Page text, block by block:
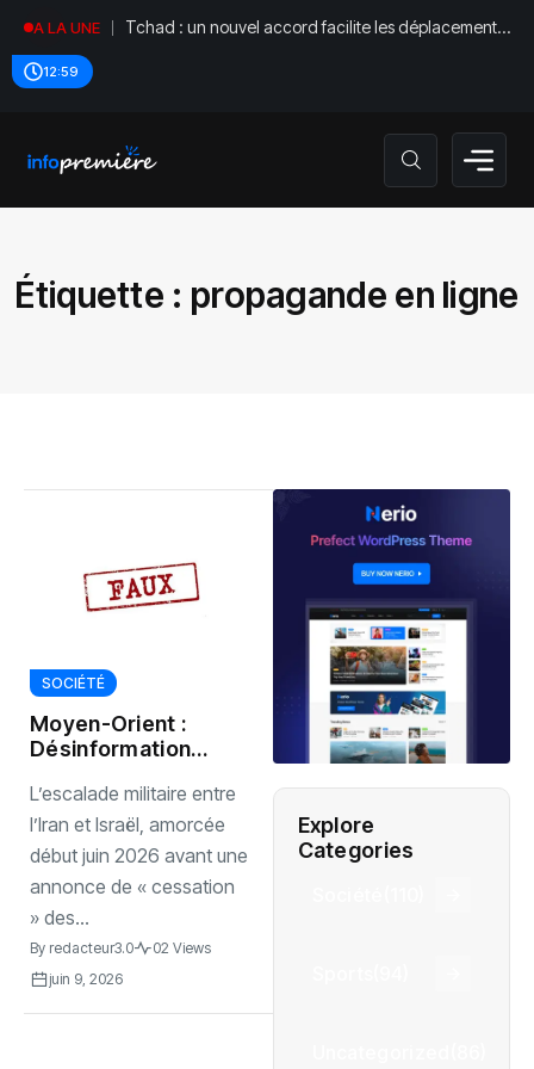
A LA UNE
Tchad : un nouvel accord facilite les déplacements
12:59
Étiquette : propagande en ligne
SOCIÉTÉ
Moyen-Orient :
Désinformation
militaire entre
l’Iran et Israël
L’escalade militaire entre
l’Iran et Israël, amorcée
début juin 2026 avant une
annonce de « cessation
» des...
By redacteur3.0
02 Views
juin 9, 2026
Explore
Categories